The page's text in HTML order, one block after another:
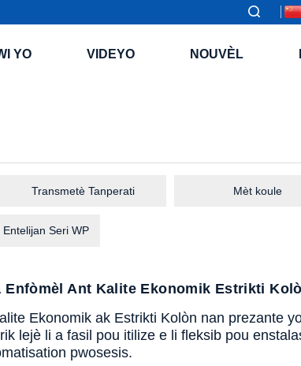
YO VIDEYO NOUVÈL
Transmetè Tanperati Mèt koule
Seri WP
Enfòmèl Ant Kalite Ekonomik Estrikti
Ekonomik ak Estrikti Kolòn nan prezante
lejè li a fasil pou itilize e li fleksib pou
pwosesis.